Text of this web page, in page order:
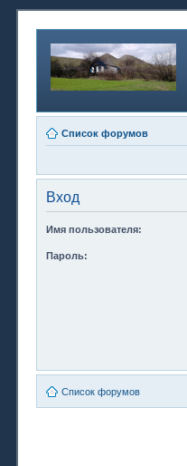
Список форумов
Вход
Имя пользователя:
Пароль:
Список форумов